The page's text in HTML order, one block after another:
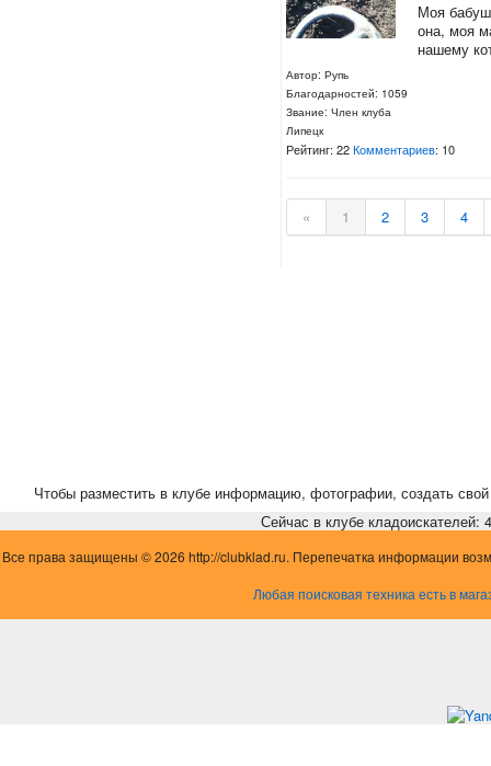
Автор: Рупь
Благодарностей: 1059
Звание: Член клуба
Липецк
Моя
она, моя
нашему
Рейтинг: 22Комментариев: 10
« 1 2 3 4
Чтобы разместить в клубе информацию, фотографии, создать свой
Сейчас в клубе кладоискателей:
Все права защищены © 2026 http://clubklad.ru. Перепечатка информации
Любая поисковая техника есть в